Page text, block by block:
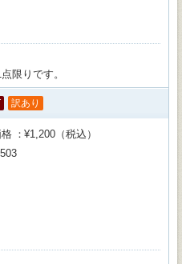
限りです。
訳あり
¥1,200（税込）